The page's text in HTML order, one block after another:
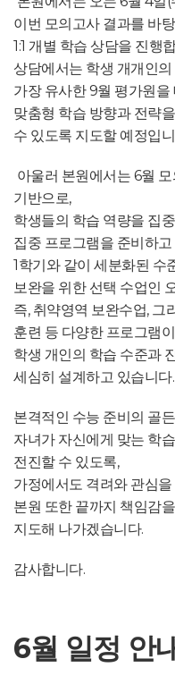
이번 모의고사 결과를 바
1:1 개별 학습 상담을 진행
상담에서는 학생 개개인
가장 유사한 9월 평가원을
맞춤형 학습 방향과 전략
수 있도록 지도할 예정입
아울러 본원에서는 6월
기반으로,
학생들의 학습 역량을 집
집중 프로그램을 준비하고
1학기와 같이 세분화된 수
보완을 위한 선택 수업인
즉, 취약영역 보완수업, 그
훈련 등 다양한 프로그램
학생 개인의 학습 수준과
세심히 설계하고 있습니다.
본격적인 수능 준비의 골
자녀가 자신에게 맞는 학
전진할 수 있도록,
가정에서도 격려와 관심
본원 또한 끝까지 책임감
지도해 나가겠습니다.
감사합니다.
6월 일정 안